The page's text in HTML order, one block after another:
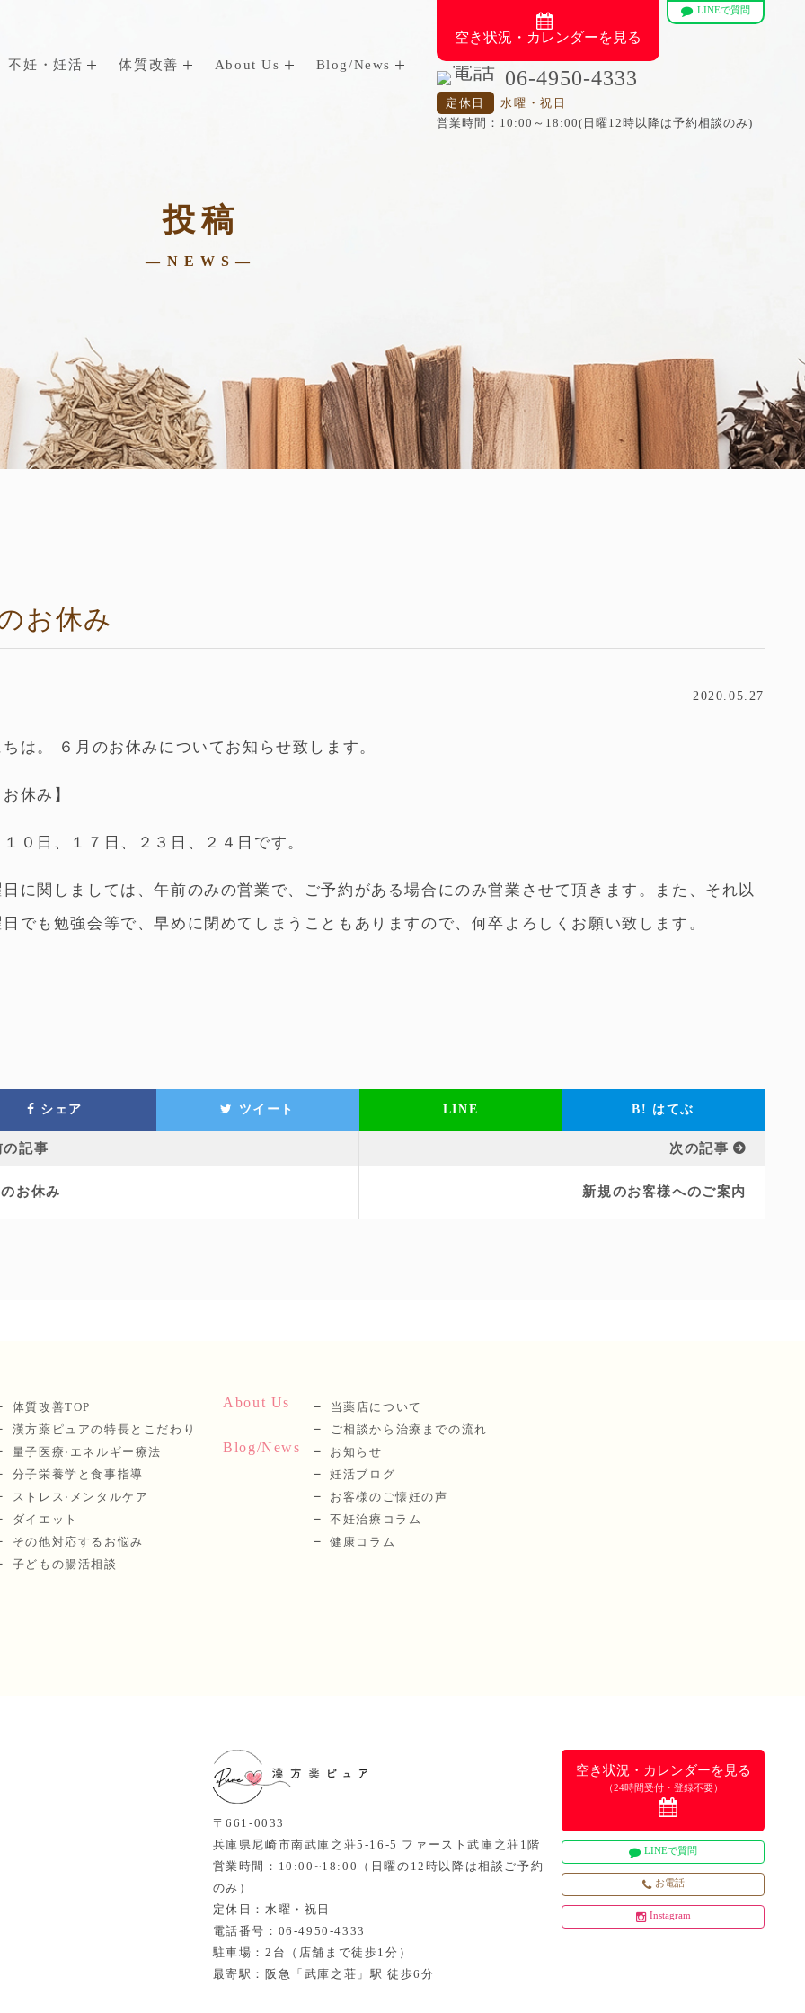
不妊・妊活 体質改善 About Us Blog/News
空き状況・カレンダーを見る
LINEで質問
06-4950-4333
定休日
水曜・祝日
営業時間：10:00～18:00(日曜12時以降は予約相談のみ)
投稿
—NEWS—
お休み
2020.05.27
は。 ６月のお休みについてお知らせ致します。
休み】
０日、１７日、２３日、２４日です。
に関しましては、午前のみの営業で、ご予約がある場合にのみ営業させて頂きます。また、それ以
でも勉強会等で、早めに閉めてしまうこともありますので、何卒よろしくお願い致します。
シェア ツイート LINE B! はてぶ
の記事
お休み
次の記事
新規のお客様へのご案内
体質改善TOP
漢⽅薬ピュアの特長とこだわり
量⼦医療‧エネルギー療法
分⼦栄養学と⾷事指導
ストレス‧メンタルケア
ダイエット
その他対応するお悩み
子どもの腸活相談
About Us
当薬店について
ご相談から治療までの流れ
Blog/News
お知らせ
妊活ブログ
お客様のご懐妊の声
不妊治療コラム
健康コラム
〒661-0033
兵庫県尼崎市南武庫之荘5-16-5 ファースト武庫之荘1階
営業時間：10:00~18:00（日曜の12時以降は相談ご予約
のみ）
定休日：水曜・祝日
電話番号：06-4950-4333
駐車場：2台（店舗まで徒歩1分）
最寄駅：阪急「武庫之荘」駅 徒歩6分
空き状況・カレンダーを見る
（24時間受付・登録不要）
LINEで質問
お電話
Instagram